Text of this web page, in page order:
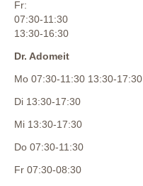
Fr:
07:30-11:30
13:30-16:30
Dr. Adomeit
Mo 07:30-11:30 13:30-17:30
Di 13:30-17:30
Mi 13:30-17:30
Do 07:30-11:30
Fr 07:30-08:30